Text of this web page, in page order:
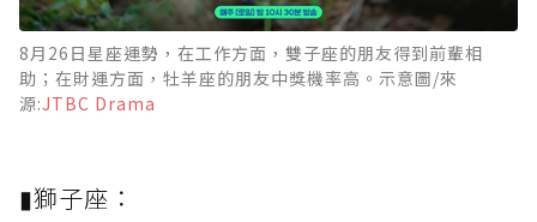
8月26日星座運勢，在工作方面，雙子座的朋友得到前輩相
助；在財運方面，牡羊座的朋友中獎機率高。示意圖/來
源:JTBC Drama
▮獅子座：